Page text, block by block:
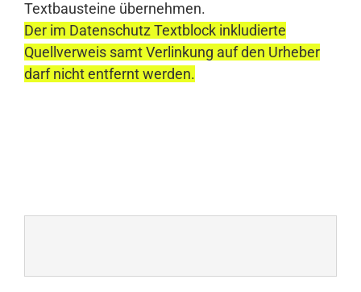
Textbausteine übernehmen.
Der im Datenschutz Textblock inkludierte
Quellverweis samt Verlinkung auf den Urheber
darf nicht entfernt werden.